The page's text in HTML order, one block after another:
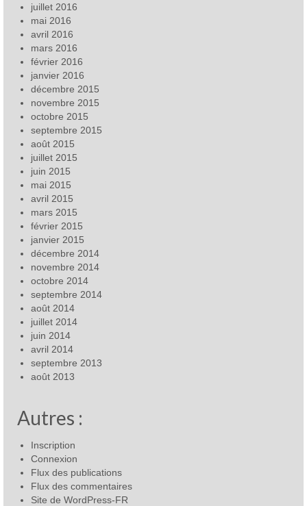
juillet 2016
mai 2016
avril 2016
mars 2016
février 2016
janvier 2016
décembre 2015
novembre 2015
octobre 2015
septembre 2015
août 2015
juillet 2015
juin 2015
mai 2015
avril 2015
mars 2015
février 2015
janvier 2015
décembre 2014
novembre 2014
octobre 2014
septembre 2014
août 2014
juillet 2014
juin 2014
avril 2014
septembre 2013
août 2013
Autres :
Inscription
Connexion
Flux des publications
Flux des commentaires
Site de WordPress-FR